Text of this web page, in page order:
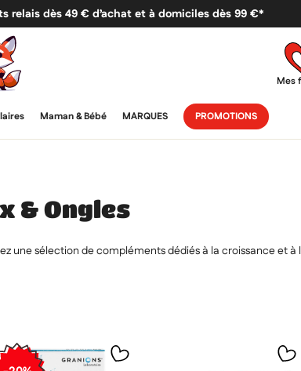
relais dès 49 € d’achat et à domiciles dès 99 €*
Mes
Maman & Bébé MARQUES PROMOTIONS
& Ongles
une sélection de compléments dédiés à la croissance et à